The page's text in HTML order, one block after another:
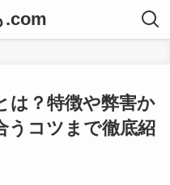
.com
は？特徴や弊害か
うコツまで徹底紹